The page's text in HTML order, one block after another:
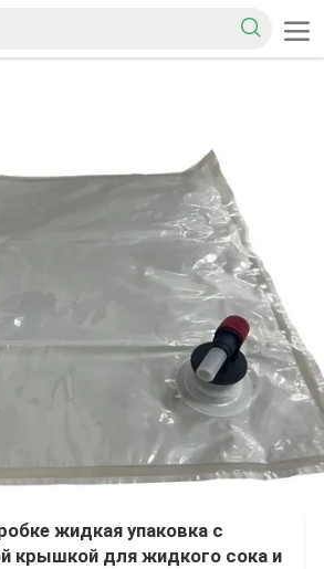
жидкая упаковка с
крышкой для жидкого сока и